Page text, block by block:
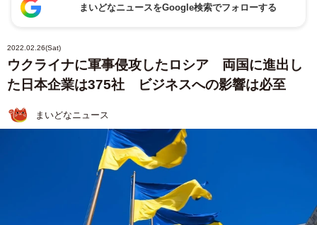
まいどなニュースをGoogle検索でフォローする
2022.02.26(Sat)
ウクライナに軍事侵攻したロシア 両国に進出し
た日本企業は375社 ビジネスへの影響は必至
まいどなニュース